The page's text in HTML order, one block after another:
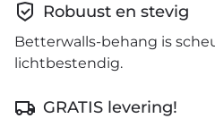
Robuust en stevig
Betterwalls-behang is
lichtbestendig.
GRATIS levering!